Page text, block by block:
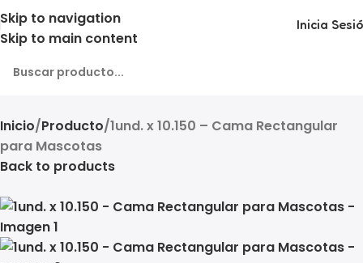
Skip to navigation
Skip to main content
Inicia
Inicio Producto 1und. x 10.150 – Cama Rectangular
para Mascotas
Back to products